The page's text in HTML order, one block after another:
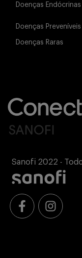
Doenças Endócrinas
Doenças Preveníveis
Doenças Raras
Sanofi 2022 -